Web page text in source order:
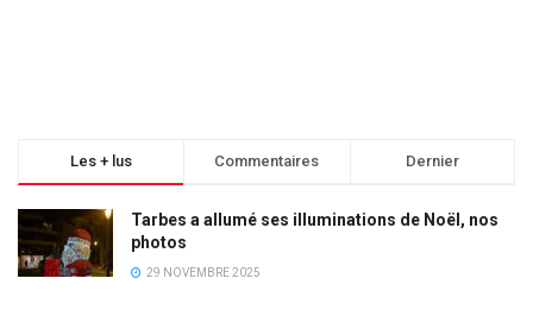
Les + lus Commentaires Dernier
Tarbes a allumé ses illuminations de Noël, nos
photos
29 NOVEMBRE 2025